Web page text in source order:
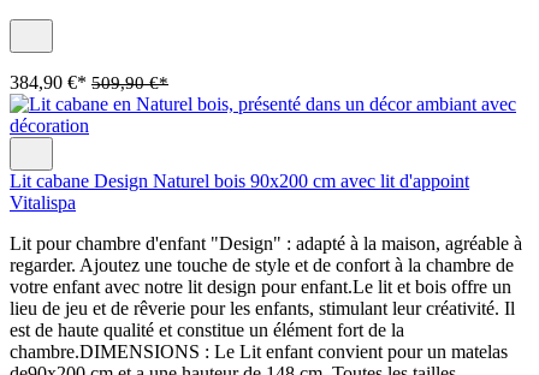
384,90 €* 509,90 €*
Lit cabane Design Naturel bois 90x200 cm avec lit d'appoint
Vitalispa
Lit pour chambre d'enfant "Design" : adapté à la maison, agréable à
regarder. Ajoutez une touche de style et de confort à la chambre de
votre enfant avec notre lit design pour enfant.Le lit et bois offre un
lieu de jeu et de rêverie pour les enfants, stimulant leur créativité. Il
est de haute qualité et constitue un élément fort de la
chambre.DIMENSIONS : Le Lit enfant convient pour un matelas